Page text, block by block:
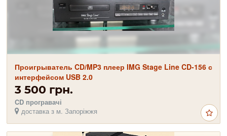
Проигрыватель CD/MP3 плеер IMG Stage Line CD-156 с
интерфейсом USB 2.0
3 500 грн.
CD програвачі
доставка з м. Запоріжжя